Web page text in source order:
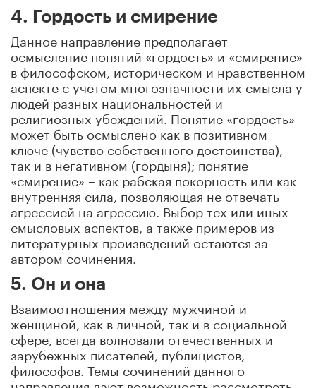
4. Гордость и смирение
Данное направление предполагает
осмысление понятий «гордость» и «смирение»
в философском, историческом и нравственном
аспекте с учетом многозначности их смысла у
людей разных национальностей и
религиозных убеждений. Понятие «гордость»
может быть осмыслено как в позитивном
ключе (чувство собственного достоинства),
так и в негативном (гордыня); понятие
«смирение» – как рабская покорность или как
внутренняя сила, позволяющая не отвечать
агрессией на агрессию. Выбор тех или иных
смысловых аспектов, а также примеров из
литературных произведений остаются за
автором сочинения.
5. Он и она
Взаимоотношения между мужчиной и
женщиной, как в личной, так и в социальной
сфере, всегда волновали отечественных и
зарубежных писателей, публицистов,
философов. Темы сочинений данного